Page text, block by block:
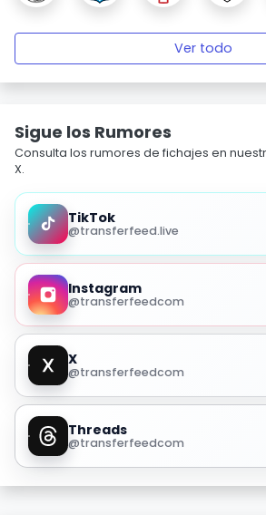
Ver todo
Sigue los Rumores
Consulta los rumores de fichajes en
X.
TikTok
@transferfeed.live
Instagram
@transferfeedcom
X
@transferfeedcom
Threads
@transferfeedcom